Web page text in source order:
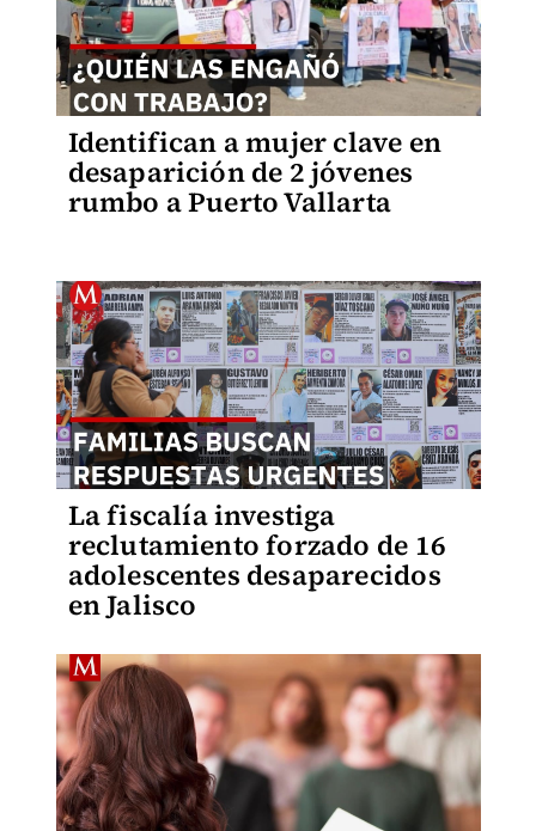
Identifican a mujer clave en
desaparición de 2 jóvenes
rumbo a Puerto Vallarta
La fiscalía investiga
reclutamiento forzado de 16
adolescentes desaparecidos
en Jalisco